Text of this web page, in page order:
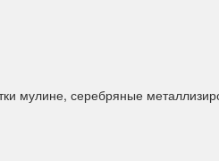
мулине, серебряные